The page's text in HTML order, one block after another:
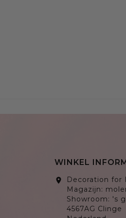
WINKEL
location_on
Decoration for
Magazijn:
Showroom: 's
4567AG Clinge